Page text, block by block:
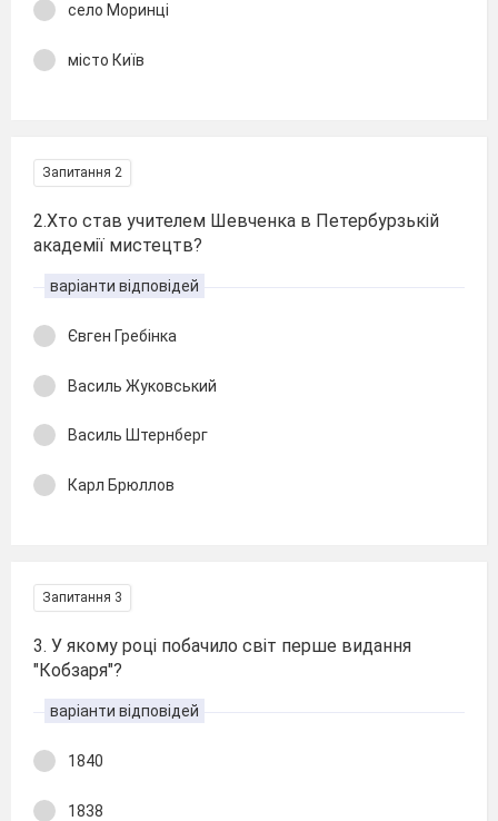
село Моринці
місто Київ
Запитання 2
2.Хто став учителем Шевченка в Петербурзькій
академії мистецтв?
варіанти відповідей
Євген Гребінка
Василь Жуковський
Василь Штернберг
Карл Брюллов
Запитання 3
3. У якому році побачило світ перше видання
"Кобзаря"?
варіанти відповідей
1840
1838